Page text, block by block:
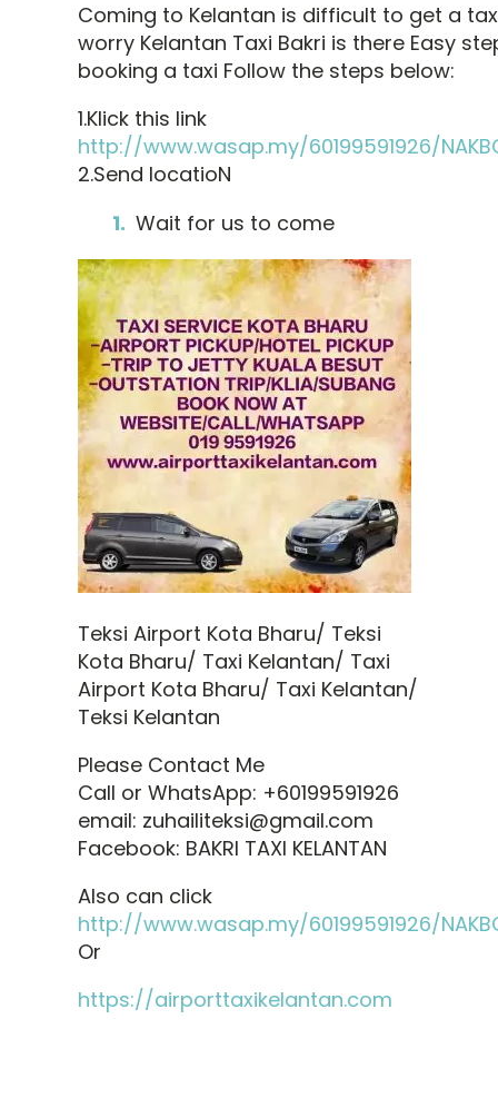
Coming to Kelantan is difficult to get a
worry Kelantan Taxi Bakri is there Easy
booking a taxi Follow the steps below:
1.Klick this link
http://www.wasap.my/60199591926/
2.Send locatioN
Wait for us to come
Teksi Airport Kota Bharu/ Teksi
Kota Bharu/ Taxi Kelantan/ Taxi
Airport Kota Bharu/ Taxi Kelantan/
Teksi Kelantan
Please Contact Me
Call or WhatsApp: +60199591926
email: zuhailiteksi@gmail.com
Facebook: BAKRI TAXI KELANTAN
Also can click
http://www.wasap.my/60199591926/
Or
https://airporttaxikelantan.com